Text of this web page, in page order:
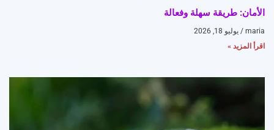
الأمان: طريقة سهلة وفعالة
maria
يوليو 18, 2026
اقرأ المزيد »